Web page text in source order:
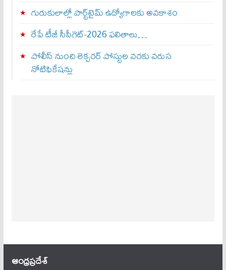
గురుకులాల్లో పార్ట్‌టైమ్ ఉద్యోగాలకు అవకాశం
రేపే టీజీ సీపీగెట్‌-2026 ఫలితాలు…
పోలీస్ నుంచి లెక్చరర్ పోస్టుల వరకు వరుస
నోటిఫికేషన్లు
ఆంధ్ర‌ప్ర‌దేశ్